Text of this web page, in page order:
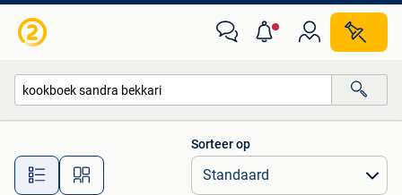
Alle afstanden…
Sorteer op